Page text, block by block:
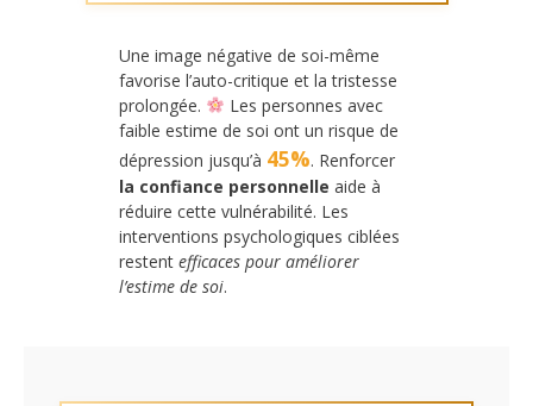
Une image négative de soi-même
favorise l’auto-critique et la tristesse
prolongée.
Les personnes avec
faible estime de soi ont un risque de
dépression jusqu’à 45%. Renforcer
la confiance personnelle aide à
réduire cette vulnérabilité. Les
interventions psychologiques ciblées
restent efficaces pour améliorer
l’estime de soi.